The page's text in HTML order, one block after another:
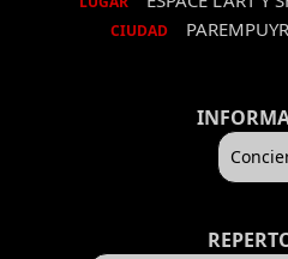
CIUDAD